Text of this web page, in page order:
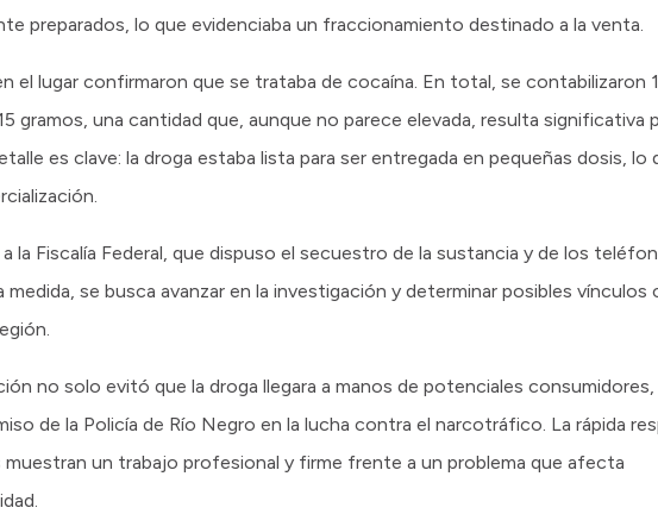
preparados, lo que evidenciaba un fraccionamiento destinado a la venta.
el lugar confirmaron que se trataba de cocaína. En total, se contabilizaron
gramos, una cantidad que, aunque no parece elevada, resulta significativa
es clave: la droga estaba lista para ser entregada en pequeñas dosis, lo
la Fiscalía Federal, que dispuso el secuestro de la sustancia y de los
se busca avanzar en la investigación y determinar posibles vínculos
no solo evitó que la droga llegara a manos de potenciales consumidores,
de la Policía de Río Negro en la lucha contra el narcotráfico. La rápida
un trabajo profesional y firme frente a un problema que afecta